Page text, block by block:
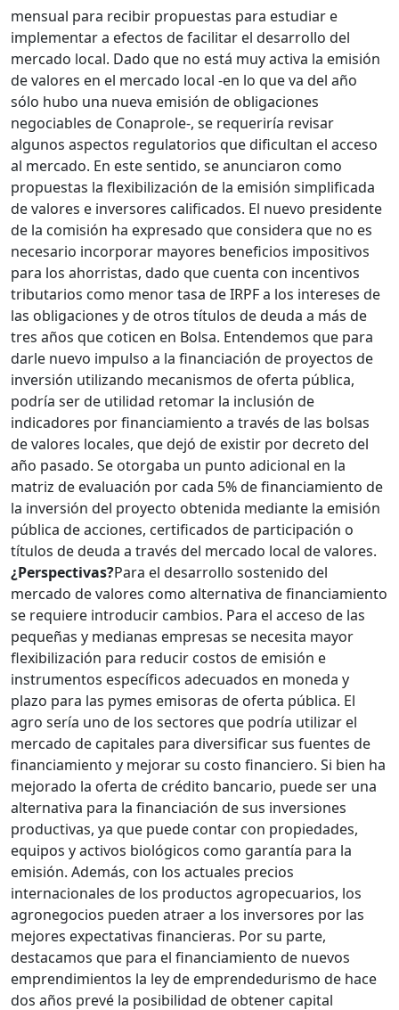
mensual para recibir propuestas para estudiar e
implementar a efectos de facilitar el desarrollo del
mercado local. Dado que no está muy activa la emisión
de valores en el mercado local -en lo que va del año
sólo hubo una nueva emisión de obligaciones
negociables de Conaprole-, se requeriría revisar
algunos aspectos regulatorios que dificultan el acceso
al mercado. En este sentido, se anunciaron como
propuestas la flexibilización de la emisión simplificada
de valores e inversores calificados. El nuevo presidente
de la comisión ha expresado que considera que no es
necesario incorporar mayores beneficios impositivos
para los ahorristas, dado que cuenta con incentivos
tributarios como menor tasa de IRPF a los intereses de
las obligaciones y de otros títulos de deuda a más de
tres años que coticen en Bolsa. Entendemos que para
darle nuevo impulso a la financiación de proyectos de
inversión utilizando mecanismos de oferta pública,
podría ser de utilidad retomar la inclusión de
indicadores por financiamiento a través de las bolsas
de valores locales, que dejó de existir por decreto del
año pasado. Se otorgaba un punto adicional en la
matriz de evaluación por cada 5% de financiamiento de
la inversión del proyecto obtenida mediante la emisión
pública de acciones, certificados de participación o
títulos de deuda a través del mercado local de valores.
¿Perspectivas?Para el desarrollo sostenido del
mercado de valores como alternativa de financiamiento
se requiere introducir cambios. Para el acceso de las
pequeñas y medianas empresas se necesita mayor
flexibilización para reducir costos de emisión e
instrumentos específicos adecuados en moneda y
plazo para las pymes emisoras de oferta pública. El
agro sería uno de los sectores que podría utilizar el
mercado de capitales para diversificar sus fuentes de
financiamiento y mejorar su costo financiero. Si bien ha
mejorado la oferta de crédito bancario, puede ser una
alternativa para la financiación de sus inversiones
productivas, ya que puede contar con propiedades,
equipos y activos biológicos como garantía para la
emisión. Además, con los actuales precios
internacionales de los productos agropecuarios, los
agronegocios pueden atraer a los inversores por las
mejores expectativas financieras. Por su parte,
destacamos que para el financiamiento de nuevos
emprendimientos la ley de emprendedurismo de hace
dos años prevé la posibilidad de obtener capital